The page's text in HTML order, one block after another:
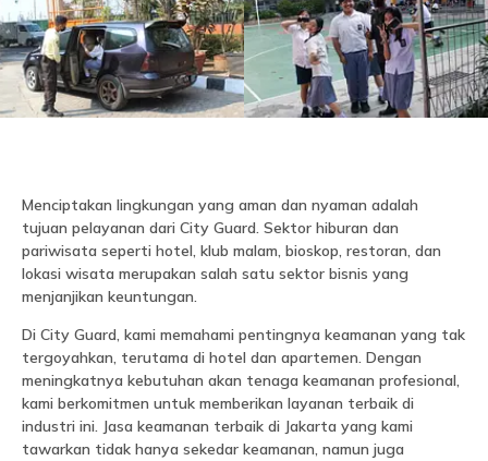
Menciptakan lingkungan yang aman dan nyaman adalah
tujuan pelayanan dari City Guard. Sektor hiburan dan
pariwisata seperti hotel, klub malam, bioskop, restoran, dan
lokasi wisata merupakan salah satu sektor bisnis yang
menjanjikan keuntungan.
Di City Guard, kami memahami pentingnya keamanan yang tak
tergoyahkan, terutama di hotel dan apartemen. Dengan
meningkatnya kebutuhan akan tenaga keamanan profesional,
kami berkomitmen untuk memberikan layanan terbaik di
industri ini. Jasa keamanan terbaik di Jakarta yang kami
tawarkan tidak hanya sekedar keamanan, namun juga